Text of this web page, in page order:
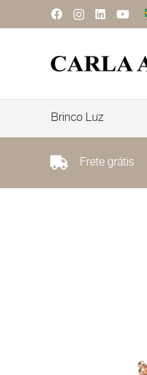
Brinco Luz
Frete grátis